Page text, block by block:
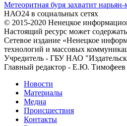
Метеоритная буря захватит нарьян-
НАО24 в социальных сетях
© 2015-2020 Ненецкое
Настоящий ресурс может
Сетевое издание «Ненецкое
технологий и массовых
Учредитель - ГБУ НАО
Главный редактор - Е.Ю. Тимофеев
Новости
Материалы
Медиа
Происшествия
Контакты